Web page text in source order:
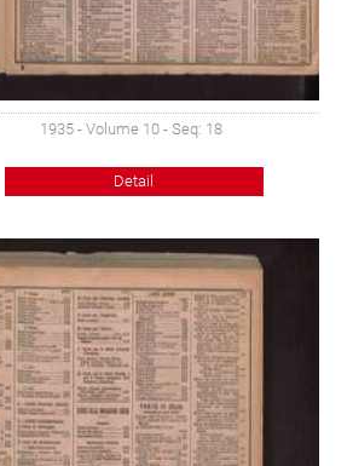
1935 - Volume 10 - Seq: 18
Detail